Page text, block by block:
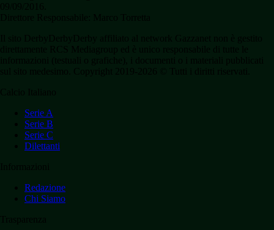
Serie A
Serie B
Serie C
Dilettanti
Redazione
Chi Siamo